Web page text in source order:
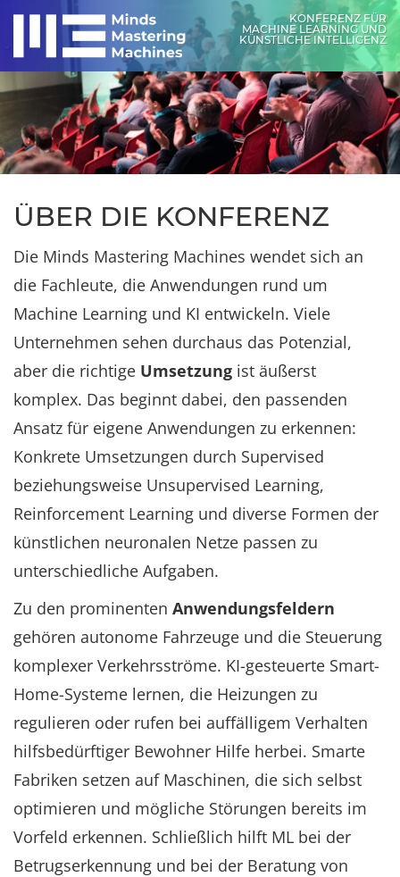
KONFERENZ FÜR
MACHINE LEARNING UND
KÜNSTLICHE INTELLIGENZ
ÜBER DIE KONFERENZ
Die Minds Mastering Machines wendet sich an
die Fachleute, die Anwendungen rund um
Machine Learning und KI entwickeln. Viele
Unternehmen sehen durchaus das Potenzial,
aber die richtige Umsetzung ist äußerst
komplex. Das beginnt dabei, den passenden
Ansatz für eigene Anwendungen zu erkennen:
Konkrete Umsetzungen durch Supervised
beziehungsweise Unsupervised Learning,
Reinforcement Learning und diverse Formen der
künstlichen neuronalen Netze passen zu
unterschiedliche Aufgaben.
Zu den prominenten Anwendungsfeldern
gehören autonome Fahrzeuge und die Steuerung
komplexer Verkehrsströme. KI-gesteuerte Smart-
Home-Systeme lernen, die Heizungen zu
regulieren oder rufen bei auffälligem Verhalten
hilfsbedürftiger Bewohner Hilfe herbei. Smarte
Fabriken setzen auf Maschinen, die sich selbst
optimieren und mögliche Störungen bereits im
Vorfeld erkennen. Schließlich hilft ML bei der
Betrugserkennung und bei der Beratung von